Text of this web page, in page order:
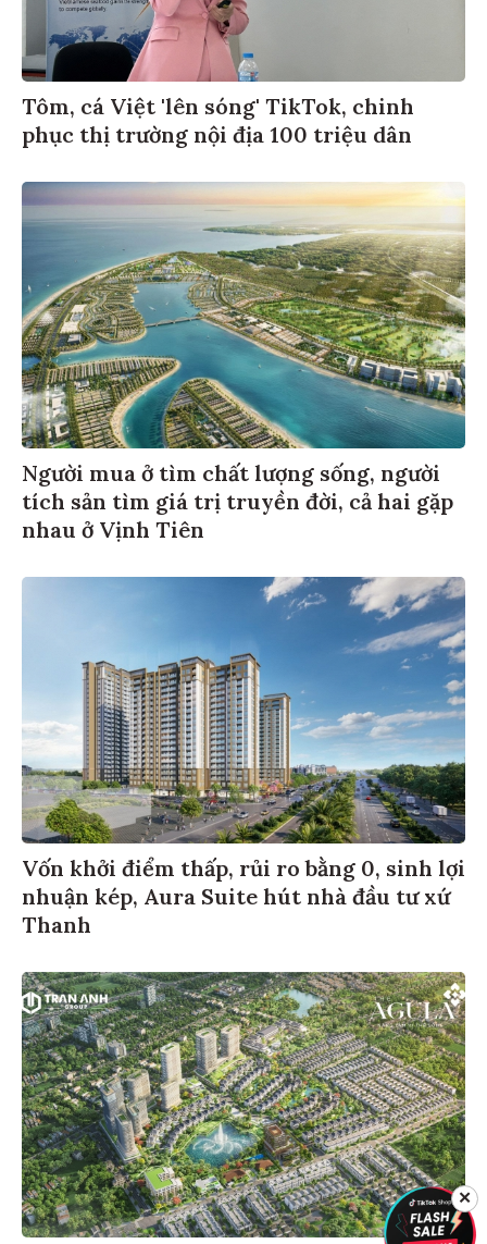
Tôm, cá Việt 'lên sóng' TikTok, chinh
phục thị trường nội địa 100 triệu dân
Người mua ở tìm chất lượng sống, người
tích sản tìm giá trị truyền đời, cả hai gặp
nhau ở Vịnh Tiên
Vốn khởi điểm thấp, rủi ro bằng 0, sinh lợi
nhuận kép, Aura Suite hút nhà đầu tư xứ
Thanh
✕